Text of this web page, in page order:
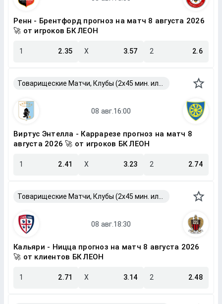
Ренн - Брентфорд прогноз на матч 8 августа 2026
🚀 от игроков БК ЛЕОН
1 2.35 X 3.57 2 2.6
Виртус Энтелла - Каррарезе прогноз на матч 8
августа 2026 🚀 от игроков БК ЛЕОН
1 2.41 X 3.23 2 2.74
Кальяри - Ницца прогноз на матч 8 августа 2026
🚀 от клиентов БК ЛЕОН
1 2.71 X 3.14 2 2.48